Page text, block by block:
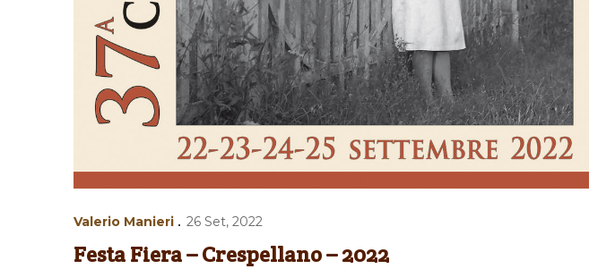
Valerio Manieri 26 Set, 2022
Festa Fiera – Crespellano – 2022